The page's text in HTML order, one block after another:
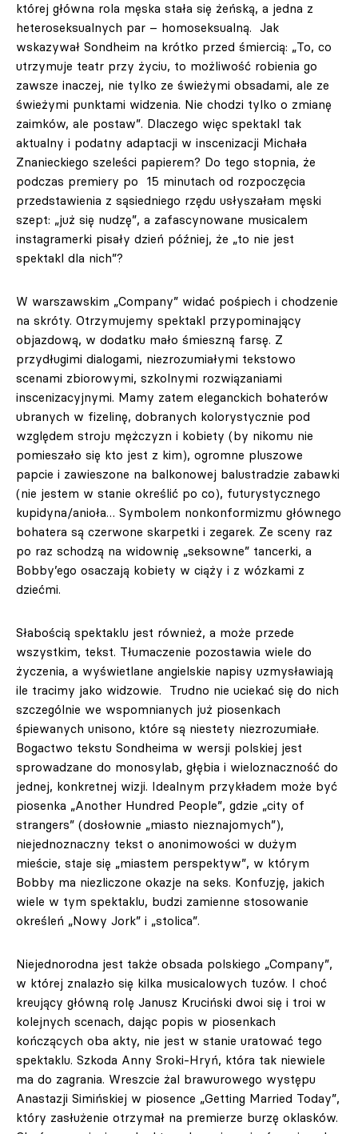
której główna rola męska stała się żeńską, a jedna z
heteroseksualnych par – homoseksualną. Jak
wskazywał Sondheim na krótko przed śmiercią: „To, co
utrzymuje teatr przy życiu, to możliwość robienia go
zawsze inaczej, nie tylko ze świeżymi obsadami, ale ze
świeżymi punktami widzenia. Nie chodzi tylko o zmianę
zaimków, ale postaw”. Dlaczego więc spektakl tak
aktualny i podatny adaptacji w inscenizacji Michała
Znanieckiego szeleści papierem? Do tego stopnia, że
podczas premiery po 15 minutach od rozpoczęcia
przedstawienia z sąsiedniego rzędu usłyszałam męski
szept: „już się nudzę”, a zafascynowane musicalem
instagramerki pisały dzień później, że „to nie jest
spektakl dla nich”?
W warszawskim „Company” widać pośpiech i chodzenie
na skróty. Otrzymujemy spektakl przypominający
objazdową, w dodatku mało śmieszną farsę. Z
przydługimi dialogami, niezrozumiałymi tekstowo
scenami zbiorowymi, szkolnymi rozwiązaniami
inscenizacyjnymi. Mamy zatem eleganckich bohaterów
ubranych w fizelinę, dobranych kolorystycznie pod
względem stroju mężczyzn i kobiety (by nikomu nie
pomieszało się kto jest z kim), ogromne pluszowe
papcie i zawieszone na balkonowej balustradzie zabawki
(nie jestem w stanie określić po co), futurystycznego
kupidyna/anioła… Symbolem nonkonformizmu głównego
bohatera są czerwone skarpetki i zegarek. Ze sceny raz
po raz schodzą na widownię „seksowne” tancerki, a
Bobby’ego osaczają kobiety w ciąży i z wózkami z
dziećmi.
Słabością spektaklu jest również, a może przede
wszystkim, tekst. Tłumaczenie pozostawia wiele do
życzenia, a wyświetlane angielskie napisy uzmysławiają
ile tracimy jako widzowie. Trudno nie uciekać się do nich
szczególnie we wspomnianych już piosenkach
śpiewanych unisono, które są niestety niezrozumiałe.
Bogactwo tekstu Sondheima w wersji polskiej jest
sprowadzane do monosylab, głębia i wieloznaczność do
jednej, konkretnej wizji. Idealnym przykładem może być
piosenka „Another Hundred People”, gdzie „city of
strangers” (dosłownie „miasto nieznajomych”),
niejednoznaczny tekst o anonimowości w dużym
mieście, staje się „miastem perspektyw”, w którym
Bobby ma niezliczone okazje na seks. Konfuzję, jakich
wiele w tym spektaklu, budzi zamienne stosowanie
określeń „Nowy Jork” i „stolica”.
Niejednorodna jest także obsada polskiego „Company”,
w której znalazło się kilka musicalowych tuzów. I choć
kreujący główną rolę Janusz Kruciński dwoi się i troi w
kolejnych scenach, dając popis w piosenkach
kończących oba akty, nie jest w stanie uratować tego
spektaklu. Szkoda Anny Sroki-Hryń, która tak niewiele
ma do zagrania. Wreszcie żal brawurowego występu
Anastazji Simińskiej w piosence „Getting Married Today”,
który zasłużenie otrzymał na premierze burzę oklasków.